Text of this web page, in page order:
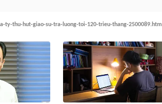
thu-hut-giao-su-tra-luong-toi-120-trieu-thang-2500089.html